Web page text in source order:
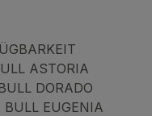
ASTORIA
DORADO
BULL EUGENIA